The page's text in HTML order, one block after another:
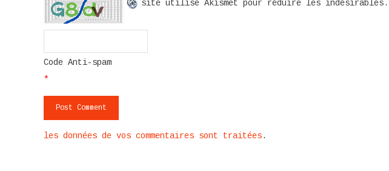
Code Anti-spam
*
Ce site utilise Akismet pour réduire les indésirables.
les données de vos commentaires sont traitées.